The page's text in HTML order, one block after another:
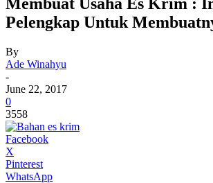
Pelengkap Untuk
By
Ade Winahyu
-
June 22, 2017
0
3558
Facebook
X
Pinterest
WhatsApp